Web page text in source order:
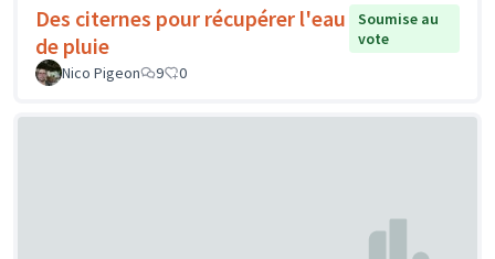
Des citernes pour récupérer l'eau
de pluie
Soumise au
vote
Nico Pigeon
9 0